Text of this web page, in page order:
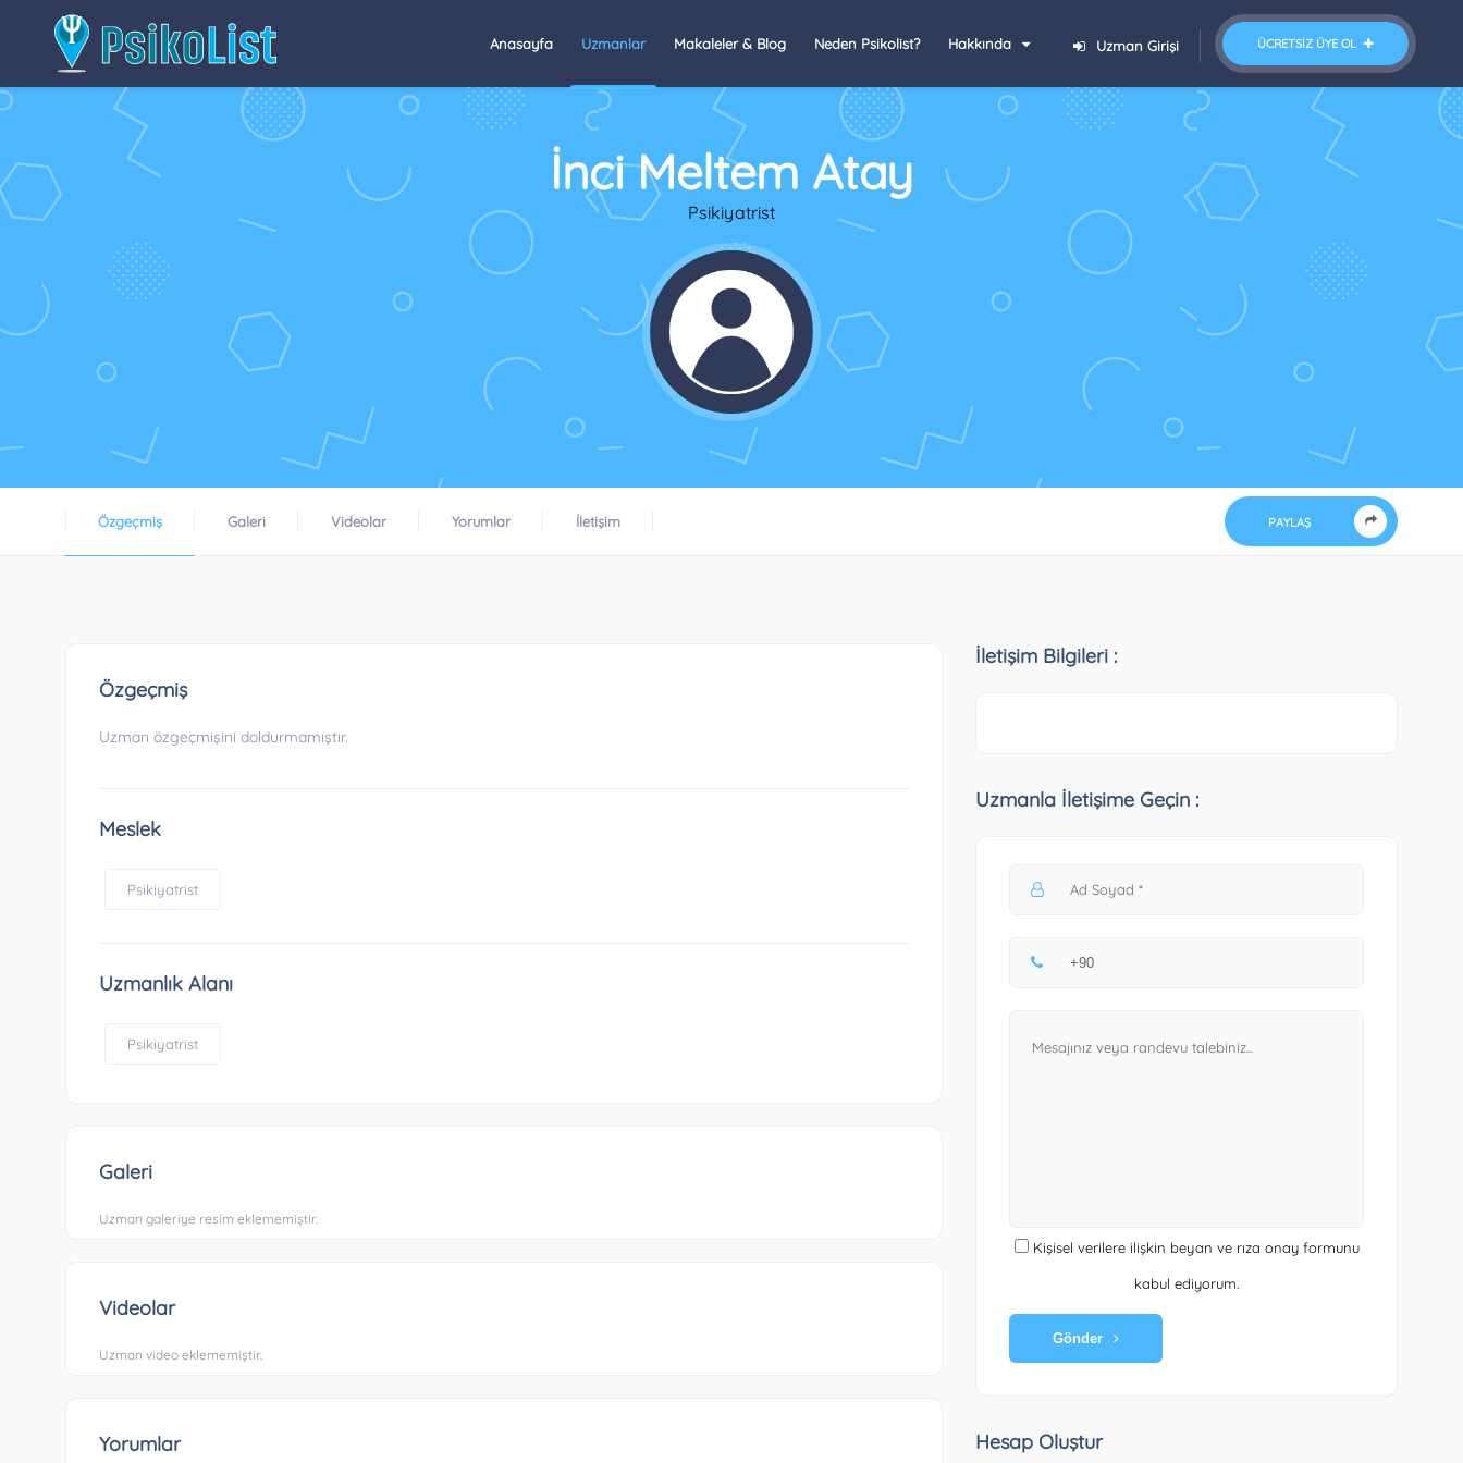
ÜCRETSIZ ÜYE OL
Uzman Girişi
Anasayfa Uzmanlar Makaleler & Blog Neden Psikolist? Hakkında
İnci Meltem Atay
Psikiyatrist
Özgeçmiş Galeri Videolar Yorumlar İletişim PAYLAŞ
Özgeçmiş
Uzman özgeçmişini doldurmamıştır.
Meslek
Psikiyatrist
Uzmanlık Alanı
Psikiyatrist
Galeri
Uzman galeriye resim eklememiştir.
Videolar
Uzman video eklememiştir.
Yorumlar
İletişim Bilgileri :
Uzmanla İletişime Geçin :
Kişisel verilere ilişkin beyan ve rıza onay formunu
kabul ediyorum.
Gönder
Hesap Oluştur